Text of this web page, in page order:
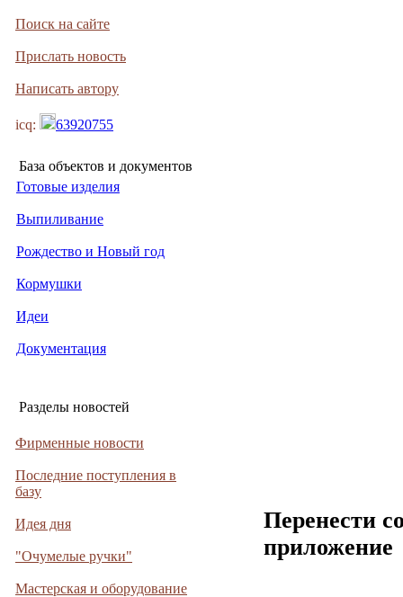
Поиск на сайте
Прислать новость
Написать автору
icq: 63920755
База объектов и документов
Готовые изделия
Выпиливание
Рождество и Новый год
Кормушки
Идеи
Документация
Разделы новостей
Фирменные новости
Последние поступления в
базу
Идея дня
"Очумелые ручки"
Мастерская и оборудование
Перенести
приложение